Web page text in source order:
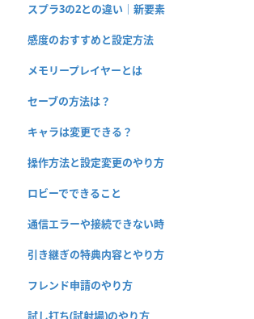
スプラ3の2との違い｜新要素
感度のおすすめと設定方法
メモリープレイヤーとは
セーブの方法は？
キャラは変更できる？
操作方法と設定変更のやり方
ロビーでできること
通信エラーや接続できない時
引き継ぎの特典内容とやり方
フレンド申請のやり方
試し打ち(試射場)のやり方